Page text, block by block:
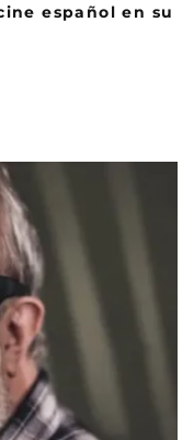
español en su